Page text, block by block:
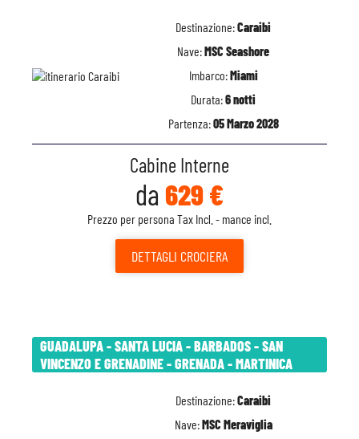
Destinazione:Caraibi
Nave:MSC Seashore
Imbarco:Miami
Durata:6 notti
Partenza:05 Marzo 2028
Cabine Interne
da 629 €
Prezzo per persona Tax Incl. - mance incl.
DETTAGLI CROCIERA
GUADALUPA - SANTA LUCIA - BARBADOS - SAN
VINCENZO E GRENADINE - GRENADA - MARTINICA
Destinazione:Caraibi
Nave:MSC Meraviglia